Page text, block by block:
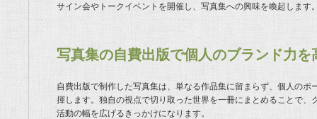
サイン会やトークイベントを開催し、写真集への興味を喚起します
写真集の自費出版で個人のブランド力を
自費出版で制作した写真集は、単なる作品集に留まらず、個人の
揮します。独自の視点で切り取った世界を一冊にまとめることで
活動の幅を広げるきっかけになります。